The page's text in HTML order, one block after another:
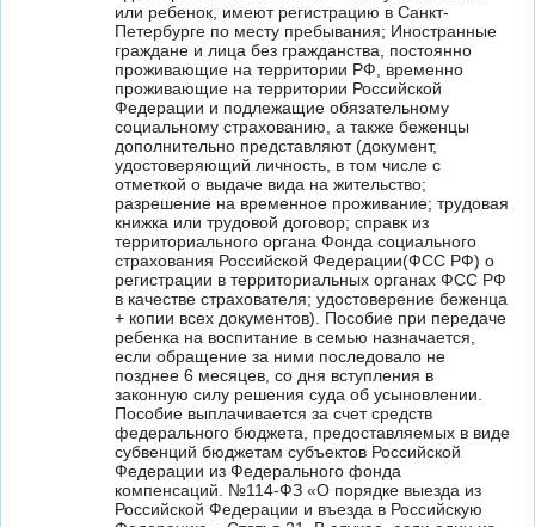
или ребенок, имеют регистрацию в Санкт-
Петербурге по месту пребывания; Иностранные
граждане и лица без гражданства, постоянно
проживающие на территории РФ, временно
проживающие на территории Российской
Федерации и подлежащие обязательному
социальному страхованию, а также беженцы
дополнительно представляют (документ,
удостоверяющий личность, в том числе с
отметкой о выдаче вида на жительство;
разрешение на временное проживание; трудовая
книжка или трудовой договор; справк из
территориального органа Фонда социального
страхования Российской Федерации(ФСС РФ) о
регистрации в территориальных органах ФСС РФ
в качестве страхователя; удостоверение беженца
+ копии всех документов). Пособие при передаче
ребенка на воспитание в семью назначается,
если обращение за ними последовало не
позднее 6 месяцев, со дня вступления в
законную силу решения суда об усыновлении.
Пособие выплачивается за счет средств
федерального бюджета, предоставляемых в виде
субвенций бюджетам субъектов Российской
Федерации из Федерального фонда
компенсаций. №114-ФЗ «О порядке выезда из
Российской Федерации и въезда в Российскую